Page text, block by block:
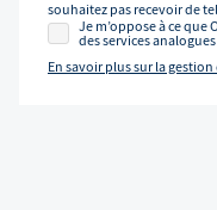
souhaitez pas recevoir de
Je m’oppose à ce
des services
En savoir plus sur la